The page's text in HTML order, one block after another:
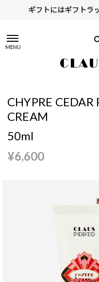
ギフトにはギフトラ
MENU
CHYPRE
CREAM
50ml
¥6,600